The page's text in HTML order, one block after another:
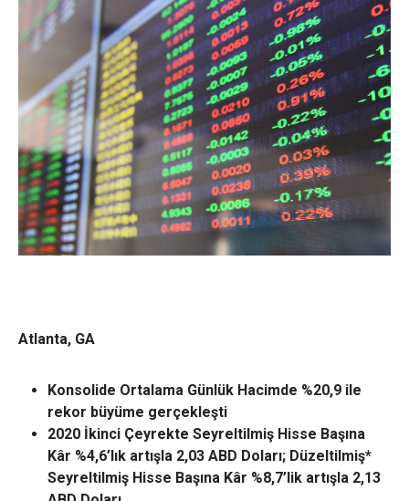
Atlanta, GA
Konsolide Ortalama Günlük Hacimde %20,9 ile
rekor büyüme gerçekleşti
2020 İkinci Çeyrekte Seyreltilmiş Hisse Başına
Kâr %4,6’lık artışla 2,03 ABD Doları; Düzeltilmiş*
Seyreltilmiş Hisse Başına Kâr %8,7’lik artışla 2,13